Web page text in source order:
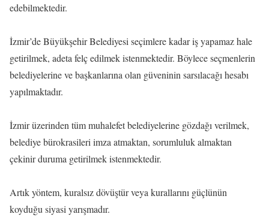
edebilmektedir.
İzmir’de Büyükşehir Belediyesi seçimlere kadar iş yapamaz hale
getirilmek, adeta felç edilmek istenmektedir. Böylece seçmenlerin
belediyelerine ve başkanlarına olan güveninin sarsılacağı hesabı
yapılmaktadır.
İzmir üzerinden tüm muhalefet belediyelerine gözdağı verilmek,
belediye bürokrasileri imza atmaktan, sorumluluk almaktan
çekinir duruma getirilmek istenmektedir.
Artık yöntem, kuralsız dövüştür veya kurallarını güçlünün
koyduğu siyasi yarışmadır.